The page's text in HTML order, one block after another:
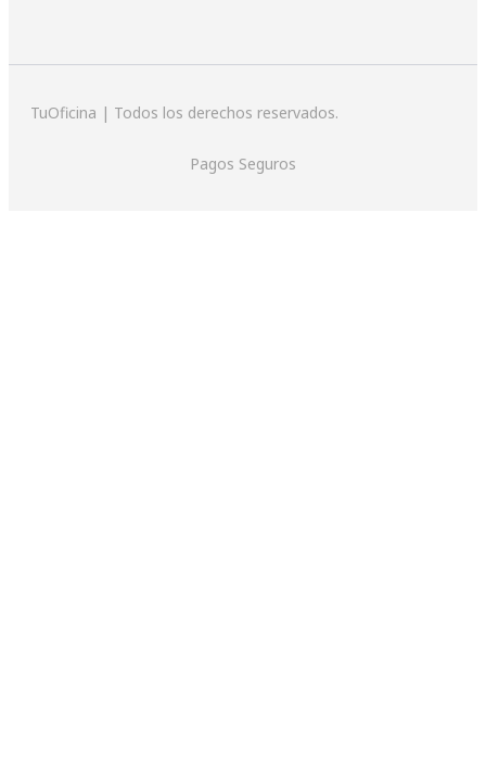
TuOficina | Todos los derechos reservados.
Pagos Seguros